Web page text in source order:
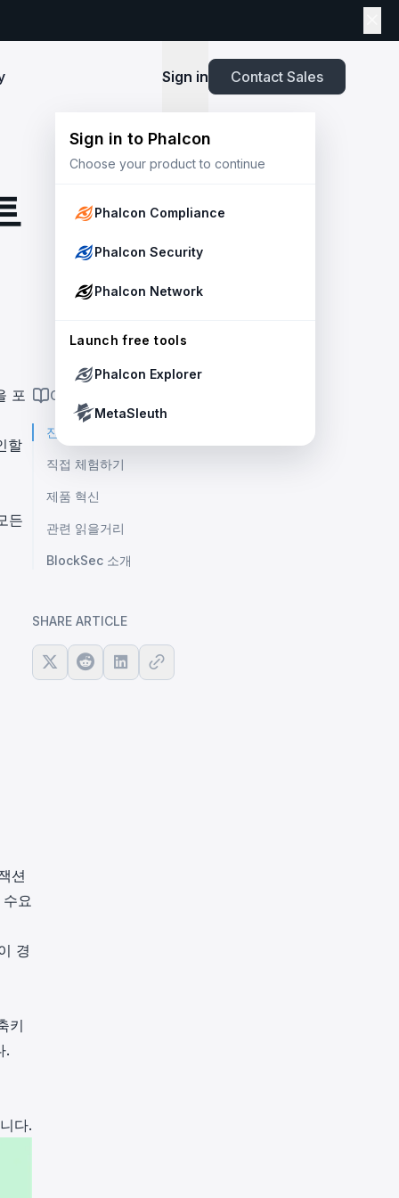
TOOLS
Enhance your blockchain explorer with
capabilities.
Simulation API
transaction.
USDT Freeze Checker
Tether’s blacklist in real time.
to shield your ecosystem and
and Secure Your Platform at
your tokenization contracts,
Playbook New
Whitepaper
Stablecoin Issuer Freeze Risk: A User-Centric
2025 Crypto Crime Report
Handbook
Crypto Payment Compliance Handbook
Newsroom
news and featured stories.
Sign in
Sign in to Phalcon
Choose your product to continue
Phalcon Compliance
Phalcon Security
Phalcon Network
Launch free tools
Phalcon Explorer
MetaSleuth
Contact Sales
포
할
든
션
요
경
키
.
다.
ON THIS PAGE
진입 장벽 허물기
직접 체험하기
제품 혁신
관련 읽을거리
BlockSec 소개
SHARE ARTICLE